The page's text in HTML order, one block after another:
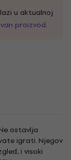
u aktualnoj
proizvod.
ostavlja
igrati. Njegov
i visoki